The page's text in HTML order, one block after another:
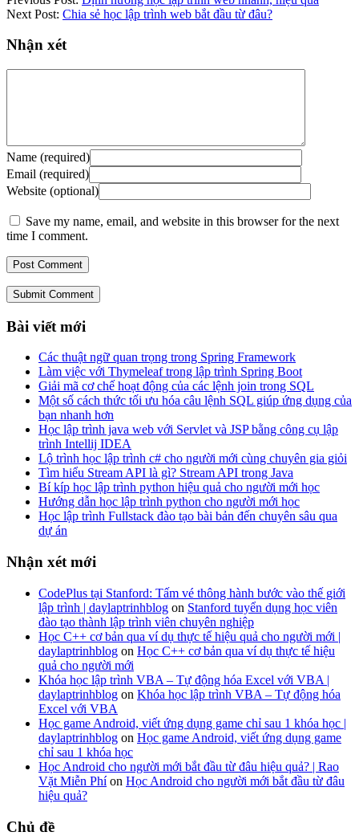
Next Post: Chia sẻ học lập trình web bắt đầu từ đâu?
Nhận xét
Name (required)
Email (required)
Website (optional)
Save my name, email, and website in this browser for the next
time I comment.
Submit Comment
Bài viết mới
Các thuật ngữ quan trọng trong Spring Framework
Làm việc với Thymeleaf trong lập trình Spring Boot
Giải mã cơ chế hoạt động của các lệnh join trong SQL
Một số cách thức tối ưu hóa câu lệnh SQL giúp ứng dụng của
bạn nhanh hơn
Học lập trình java web với Servlet và JSP bằng công cụ lập
trình Intellij IDEA
Lộ trình học lập trình c# cho người mới cùng chuyên gia giỏi
Tìm hiểu Stream API là gì? Stream API trong Java
Bí kíp học lập trình python hiệu quả cho người mới học
Hướng dẫn học lập trình python cho người mới học
Học lập trình Fullstack đào tạo bài bản đến chuyên sâu qua
dự án
Nhận xét mới
CodePlus tại Stanford: Tấm vé thông hành bước vào thế giới
lập trình | daylaptrinhblog on Stanford tuyển dụng học viên
đào tạo thành lập trình viên chuyên nghiệp
Học C++ cơ bản qua ví dụ thực tế hiệu quả cho người mới |
daylaptrinhblog on Học C++ cơ bản qua ví dụ thực tế hiệu
quả cho người mới
Khóa học lập trình VBA – Tự động hóa Excel với VBA |
daylaptrinhblog on Khóa học lập trình VBA – Tự động hóa
Excel với VBA
Học game Android, viết ứng dụng game chỉ sau 1 khóa học |
daylaptrinhblog on Học game Android, viết ứng dụng game
chỉ sau 1 khóa học
Học Android cho người mới bắt đầu từ đâu hiệu quả? | Rao
Vặt Miễn Phíon Học Android cho người mới bắt đầu từ đâu
hiệu quả?
Chủ đề